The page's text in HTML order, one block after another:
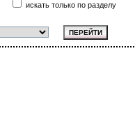
искать только по разделу